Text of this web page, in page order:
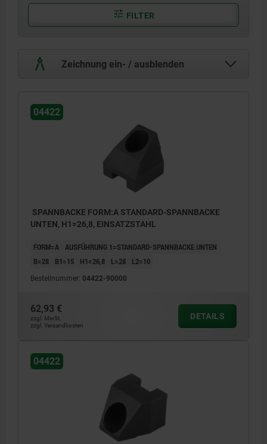
FILTER
Zeichnung ein- / ausblenden
04422
SPANNBACKE FORM:A STANDARD-SPANNBACKE
UNTEN, H1=26,8, EINSATZSTAHL
FORM=A AUSFÜHRUNG 1=STANDARD-SPANNBACKE UNTEN
B=28
B1=15 H1=26,8 L=28 L2=10
Bestellnummer: 04422-90000
62,93 €
zzgl. MwSt.
zzgl. Versandkosten
DETAILS
04422